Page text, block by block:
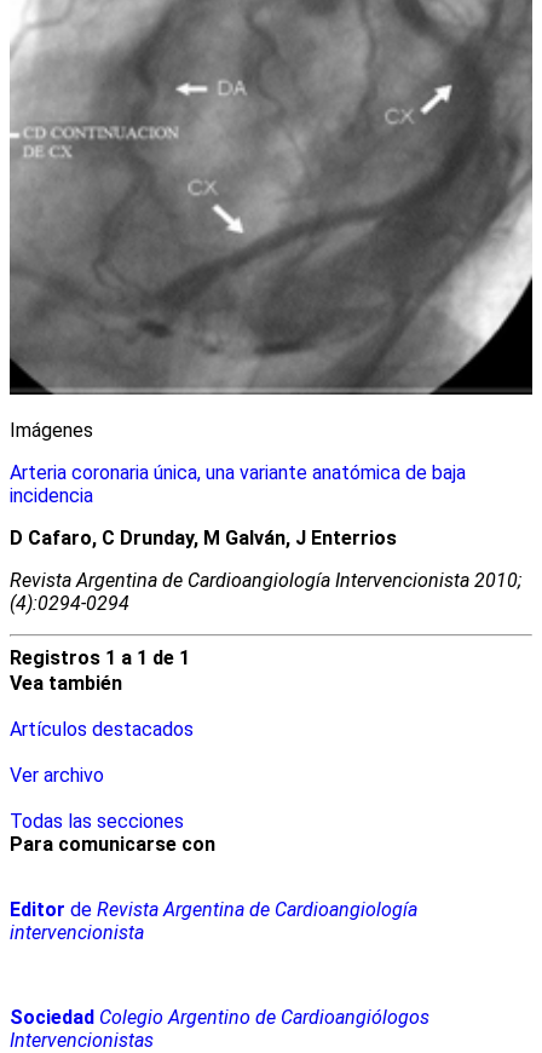
Imágenes
Arteria coronaria única, una variante anatómica de baja
incidencia
D Cafaro, C Drunday, M Galván, J Enterrios
Revista Argentina de Cardioangiologí­a Intervencionista 2010;
(4):0294-0294
Registros 1 a 1 de 1
Vea también
Artículos destacados
Ver archivo
Todas las secciones
Para comunicarse con
Editor de Revista Argentina de Cardioangiología
intervencionista
Sociedad Colegio Argentino de Cardioangiólogos
Intervencionistas